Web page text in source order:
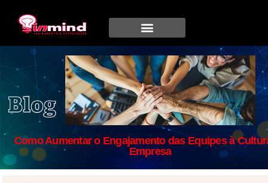
Como Aumentar o Engajamento das Equipes à
Empresa